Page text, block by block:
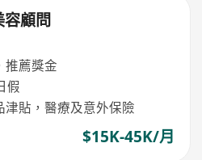
顧問
推薦獎金
假
貼，醫療及意外保險
$15K-45K/月